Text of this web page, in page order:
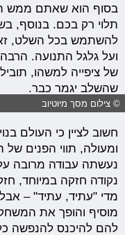
בסוף הוא שאתם ממש
תלוי רק בכם. בנוסף,
להשתמש בכל השלט,
ועל גלגל התנועה.
של ציפייה למשהו,
שהשלב יגמר כבר.
© צילום מסך מיוטיוב
חשוב לציין כי העולם
ומעולה, תווי הפנים של
נעשתה עבודה מרובה
נקודה חזקה במיוחד,
מדי "עתיד, עתיד" –
מוסיף והופך את
להם להיכנס להנפשה